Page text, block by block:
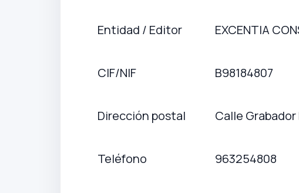
Entidad / Editor EXCENTIA
CIF/NIF B98184807
Dirección postal Calle
Teléfono 963254808